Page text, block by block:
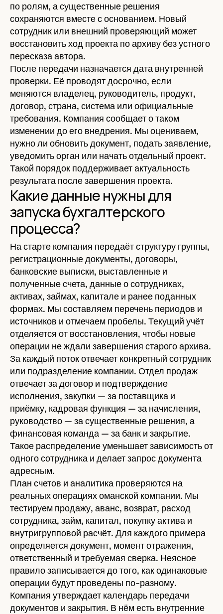
по ролям, а существенные решения
сохраняются вместе с основанием. Новый
сотрудник или внешний проверяющий может
восстановить ход проекта по архиву без устного
пересказа автора.
После передачи назначается дата внутренней
проверки. Её проводят досрочно, если
меняются владелец, руководитель, продукт,
договор, страна, система или официальные
требования. Компания сообщает о таком
изменении до его внедрения. Мы оцениваем,
нужно ли обновить документ, подать заявление,
уведомить орган или начать отдельный проект.
Такой порядок поддерживает актуальность
результата после завершения проекта.
Какие данные нужны для
запуска бухгалтерского
процесса?
На старте компания передаёт структуру группы,
регистрационные документы, договоры,
банковские выписки, выставленные и
полученные счета, данные о сотрудниках,
активах, займах, капитале и ранее поданных
формах. Мы составляем перечень периодов и
источников и отмечаем пробелы. Текущий учёт
отделяется от восстановления, чтобы новые
операции не ждали завершения старого архива.
За каждый поток отвечает конкретный сотрудник
или подразделение компании. Отдел продаж
отвечает за договор и подтверждение
исполнения, закупки — за поставщика и
приёмку, кадровая функция — за начисления,
руководство — за существенные решения, а
финансовая команда — за банк и закрытие.
Такое распределение уменьшает зависимость от
одного сотрудника и делает запрос документа
адресным.
План счетов и аналитика проверяются на
реальных операциях оманской компании. Мы
тестируем продажу, аванс, возврат, расход
сотрудника, займ, капитал, покупку актива и
внутригрупповой расчёт. Для каждого примера
определяется документ, момент отражения,
ответственный и требуемая сверка. Неясное
правило записывается до того, как одинаковые
операции будут проведены по-разному.
Компания утверждает календарь передачи
документов и закрытия. В нём есть внутренние